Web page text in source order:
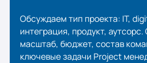
Обсуждаем тип проекта: IT,
интеграция, продукт,
масштаб, бюджет, состав
ключевые задачи Project